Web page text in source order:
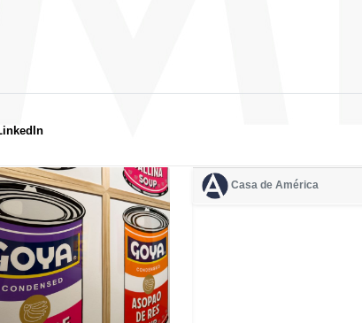
Casa de América